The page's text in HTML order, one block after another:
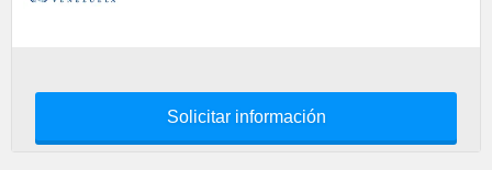
Solicitar información